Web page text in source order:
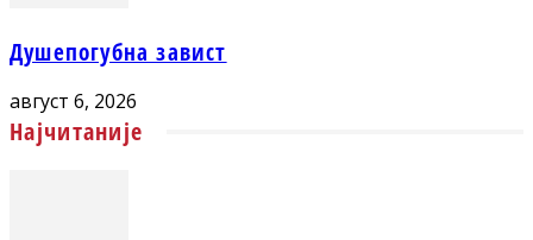
Душепогубна завист
август 6, 2026
Најчитаније